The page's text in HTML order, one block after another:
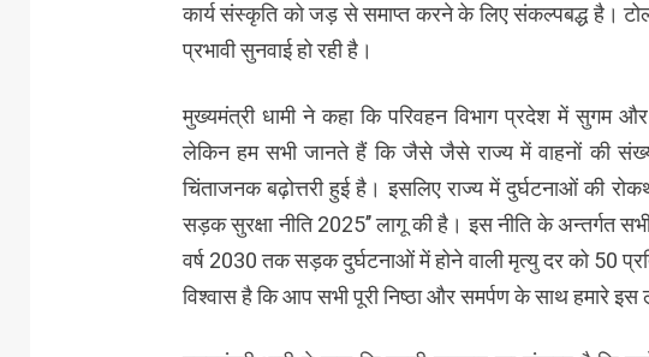
कार्य संस्कृति को जड़ से समाप्त करने के लिए संकल्पबद्ध है।
प्रभावी सुनवाई हो रही है।
मुख्यमंत्री धामी ने कहा कि परिवहन विभाग प्रदेश में सुगम
लेकिन हम सभी जानते हैं कि जैसे जैसे राज्य में वाहनों की
चिंताजनक बढ़ोत्तरी हुई है। इसलिए राज्य में दुर्घटनाओं की
सड़क सुरक्षा नीति 2025’’ लागू की है। इस नीति के अन्तर्गत सभी
वर्ष 2030 तक सड़क दुर्घटनाओं में होने वाली मृत्यु दर को 50
विश्वास है कि आप सभी पूरी निष्ठा और समर्पण के साथ हमारे इस